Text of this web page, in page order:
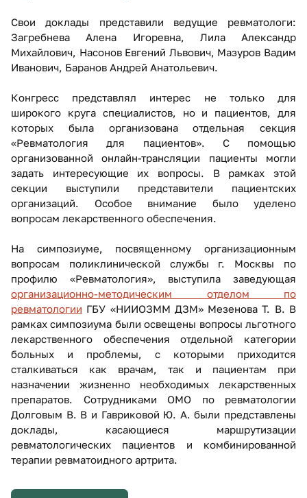
Свои доклады представили ведущие ревматологи:
Загребнева Алена Игоревна, Лила Александр
Михайлович, Насонов Евгений Львович, Мазуров Вадим
Иванович, Баранов Андрей Анатольевич.
Конгресс представлял интерес не только для
широкого круга специалистов, но и пациентов, для
которых была организована отдельная секция
«Ревматология для пациентов». С помощью
организованной онлайн-трансляции пациенты могли
задать интересующие их вопросы. В рамках этой
секции выступили представители пациентских
организаций. Особое внимание было уделено
вопросам лекарственного обеспечения.
На симпозиуме, посвященному организационным
вопросам поликлинической службы г. Москвы по
профилю «Ревматология», выступила заведующая
организационно-методическим отделом по
ревматологии ГБУ «НИИОЗММ ДЗМ» Мезенова Т. В. В
рамках симпозиума были освещены вопросы льготного
лекарственного обеспечения отдельной категории
больных и проблемы, с которыми приходится
сталкиваться как врачам, так и пациентам при
назначении жизненно необходимых лекарственных
препаратов. Сотрудниками ОМО по ревматологии
Долговым В. В и Гавриковой Ю. А. были представлены
доклады, касающиеся маршрутизации
ревматологических пациентов и комбинированной
терапии ревматоидного артрита.